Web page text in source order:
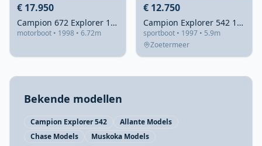
€ 17.950
Campion 672 Explorer 1998 – Dieselkruiser met boegschroef
motorboot • 1998 • 6.72m
€ 12.750
Campion Explorer 542 1997 – Sportboot met Suzuki 140pk
sportboot • 1997 • 5.9m
Zoetermeer
Bekende modellen
Campion Explorer 542
Allante Models
Chase Models
Muskoka Models